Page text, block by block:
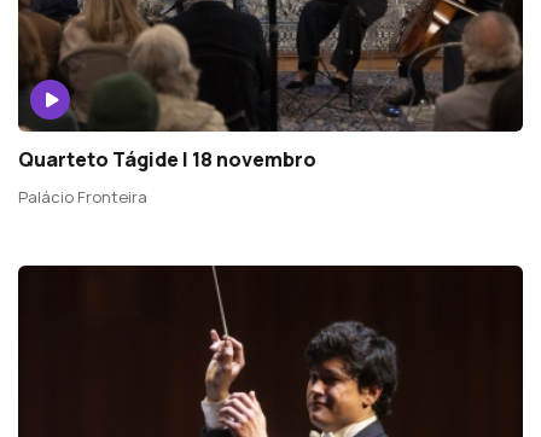
Quarteto Tágide | 18 novembro
Palácio Fronteira